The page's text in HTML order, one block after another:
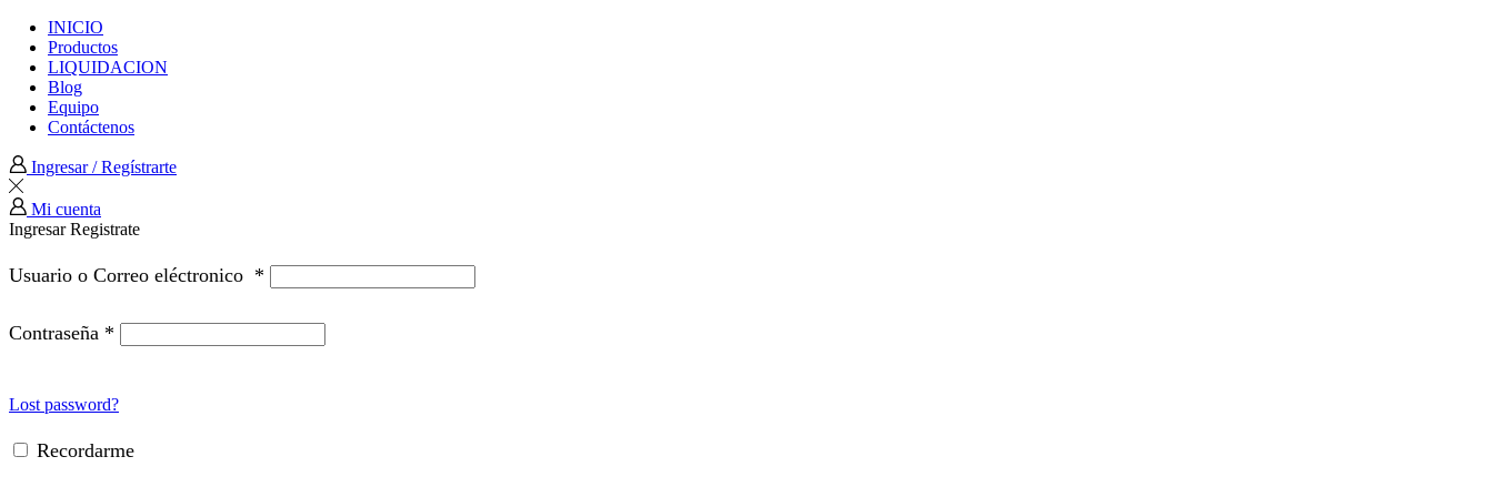
INICIO
Productos
LIQUIDACION
Blog
Equipo
Contáctenos
Ingresar / Regístrarte
Mi cuenta
IngresarRegistrate
Usuario o Correo eléctronico *
Contraseña *
Lost password?
Recordarme